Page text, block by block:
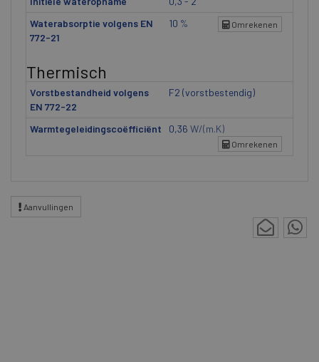
Waterabsorptie volgens EN
772-21
10 % Omrekenen
Thermisch
Vorstbestandheid volgens
EN 772-22
F2 (vorstbestendig)
Warmtegeleidingscoëfficiënt 0,36 W/(m.K)
Omrekenen
Aanvullingen